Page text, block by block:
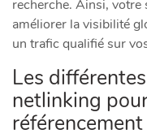
recherche. Ainsi,
améliorer la visibilité
un trafic qualifié sur
Les
netlinking